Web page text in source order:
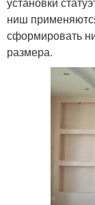
ниш
сформировать
размера.